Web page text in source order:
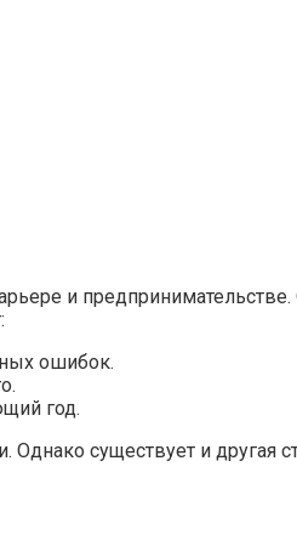
и
ошибок.
год.
Однако существует и другая